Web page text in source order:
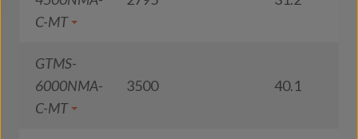
C-MT
GTMS-
6000NMA-
C-MT
3500 40.1